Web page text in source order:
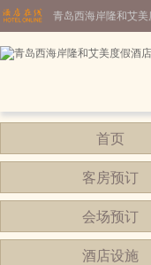
青岛西海岸隆和艾
首页
客房预订
会场预订
酒店设施